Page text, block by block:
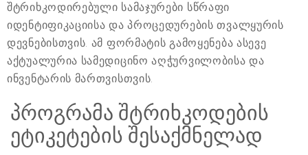
შტრიხკოდირებული სამაჯურები სწრაფი
იდენტიფიკაციისა და პროცედურების თვალყურის
დევნებისთვის. ამ ფორმატის გამოყენება ასევე
აქტუალურია სამედიცინო აღჭურვილობისა და
ინვენტარის მართვისთვის.
პროგრამა შტრიხკოდების
ეტიკეტების შესაქმნელად